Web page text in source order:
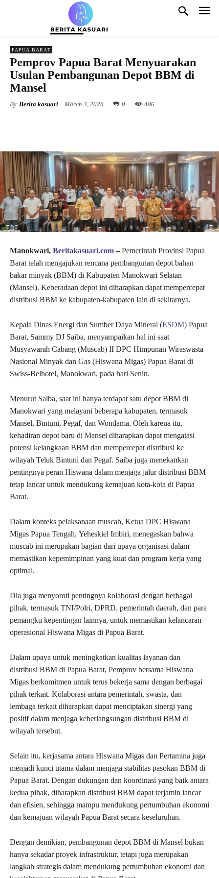
PAPUA BARAT
Pemprov Papua Barat Menyuarakan
Usulan Pembangunan Depot BBM di
Mansel
By Berita kasuari March 3, 2025 0 486
Manokwari, Beritakasuari.com–Pemerintah Provinsi Papua
Barat telah mengajukan rencana pembangunan depot bahan
bakar minyak (BBM) di Kabupaten Manokwari Selatan
(Mansel). Keberadaan depot ini diharapkan dapat mempercepat
distribusi BBM ke kabupaten-kabupaten lain di sekitarnya.
Kepala Dinas Energi dan Sumber Daya Mineral (ESDM) Papua
Barat, Sammy DJ Saiba, menyampaikan hal ini saat
Musyawarah Cabang (Muscab) II DPC Himpunan Wiraswasta
Nasional Minyak dan Gas (Hiswana Migas) Papua Barat di
Swiss-Belhotel, Manokwari, pada hari Senin.
Menurut Saiba, saat ini hanya terdapat satu depot BBM di
Manokwari yang melayani beberapa kabupaten, termasuk
Mansel, Bintuni, Pegaf, dan Wondama. Oleh karena itu,
kehadiran depot baru di Mansel diharapkan dapat mengatasi
potensi kelangkaan BBM dan mempercepat distribusi ke
wilayah Teluk Bintuni dan Pegaf. Saiba juga menekankan
pentingnya peran Hiswana dalam menjaga jalur distribusi BBM
tetap lancar untuk mendukung kemajuan kota-kota di Papua
Barat.
Dalam konteks pelaksanaan muscab, Ketua DPC Hiswana
Migas Papua Tengah, Yeheskiel Imbiri, menegaskan bahwa
muscab ini merupakan bagian dari upaya organisasi dalam
memastikan kepemimpinan yang kuat dan program kerja yang
optimal.
Dia juga menyoroti pentingnya kolaborasi dengan berbagai
pihak, termasuk TNI/Polri, DPRD, pemerintah daerah, dan para
pemangku kepentingan lainnya, untuk memastikan kelancaran
operasional Hiswana Migas di Papua Barat.
Dalam upaya untuk meningkatkan kualitas layanan dan
distribusi BBM di Papua Barat, Pemprov bersama Hiswana
Migas berkomitmen untuk terus bekerja sama dengan berbagai
pihak terkait. Kolaborasi antara pemerintah, swasta, dan
lembaga terkait diharapkan dapat menciptakan sinergi yang
positif dalam menjaga keberlangsungan distribusi BBM di
wilayah tersebut.
Selain itu, kerjasama antara Hiswana Migas dan Pertamina juga
menjadi kunci utama dalam menjaga stabilitas pasokan BBM di
Papua Barat. Dengan dukungan dan koordinasi yang baik antara
kedua pihak, diharapkan distribusi BBM dapat terjamin lancar
dan efisien, sehingga mampu mendukung pertumbuhan ekonomi
dan kemajuan wilayah Papua Barat secara keseluruhan.
Dengan demikian, pembangunan depot BBM di Mansel bukan
hanya sekadar proyek infrastruktur, tetapi juga merupakan
langkah strategis dalam mendukung pertumbuhan ekonomi dan